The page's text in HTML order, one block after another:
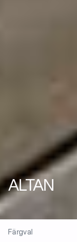
ALTAN
Färgval